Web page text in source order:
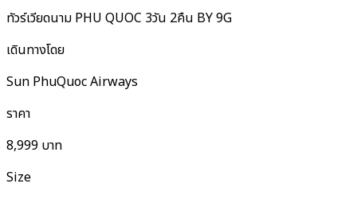
ทัวร์เวียดนาม PHU QUOC 3วัน 2คืน BY 9G
เดินทางโดย
Sun PhuQuoc Airways
ราคา
8,999 บาท
Size